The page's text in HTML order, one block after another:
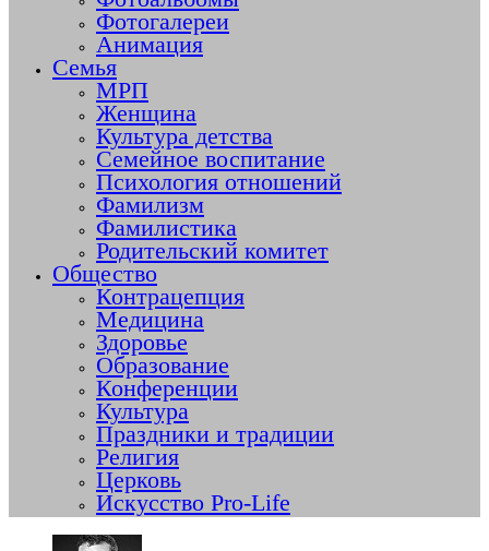
Фотогалереи
Анимация
Семья
МРП
Женщина
Культура детства
Семейное воспитание
Психология отношений
Фамилизм
Фамилистика
Родительский комитет
Общество
Контрацепция
Медицина
Здоровье
Образование
Конференции
Культура
Праздники и традиции
Религия
Церковь
Искусство Pro-Life